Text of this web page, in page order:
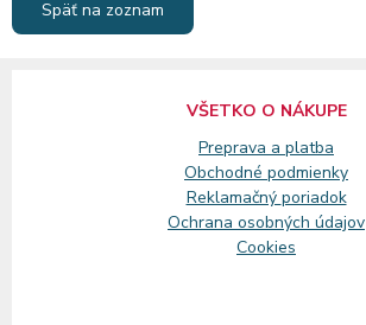
Späť na zoznam
VŠETKO O NÁKUPE
Preprava a platba
Obchodné podmienky
Reklamačný poriadok
Ochrana osobných údajov
Cookies